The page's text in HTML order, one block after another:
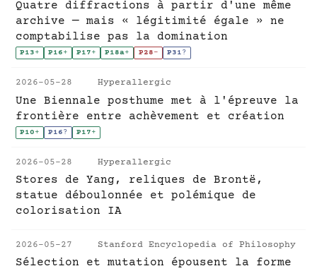
Quatre diffractions à partir d'une même
archive — mais « légitimité égale » ne
comptabilise pas la domination
P13+ P16+ P17+ P18a+ P28- P31?
2026-05-28 Hyperallergic
Une Biennale posthume met à l'épreuve la
frontière entre achèvement et création
P10+ P16? P17+
2026-05-28 Hyperallergic
Stores de Yang, reliques de Brontë,
statue déboulonnée et polémique de
colorisation IA
2026-05-27 Stanford Encyclopedia of Philosophy
Sélection et mutation épousent la forme